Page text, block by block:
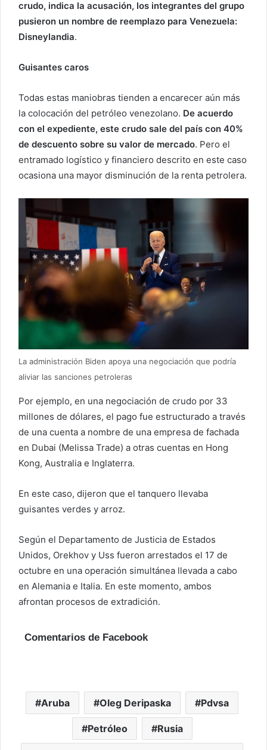
crudo, indica la acusación, los integrantes del grupo
pusieron un nombre de reemplazo para Venezuela:
Disneylandia.
Guisantes caros
Todas estas maniobras tienden a encarecer aún más
la colocación del petróleo venezolano. De acuerdo
con el expediente, este crudo sale del país con 40%
de descuento sobre su valor de mercado. Pero el
entramado logístico y financiero descrito en este caso
ocasiona una mayor disminución de la renta petrolera.
La administración Biden apoya una negociación que podría
aliviar las sanciones petroleras
Por ejemplo, en una negociación de crudo por 33
millones de dólares, el pago fue estructurado a través
de una cuenta a nombre de una empresa de fachada
en Dubai (Melissa Trade) a otras cuentas en Hong
Kong, Australia e Inglaterra.
En este caso, dijeron que el tanquero llevaba
guisantes verdes y arroz.
Según el Departamento de Justicia de Estados
Unidos, Orekhov y Uss fueron arrestados el 17 de
octubre en una operación simultánea llevada a cabo
en Alemania e Italia. En este momento, ambos
afrontan procesos de extradición.
Comentarios de Facebook
Aruba Oleg Deripaska Pdvsa
Petróleo Rusia